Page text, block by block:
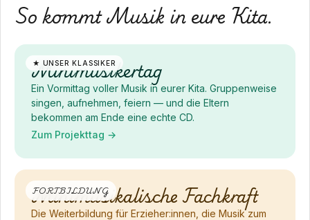
So kommt Musik in eure Kita.
★ UNSER KLASSIKER
Minimusikertag
Ein Vormittag voller Musik in eurer Kita. Gruppenweise
singen, aufnehmen, feiern — und die Eltern
bekommen am Ende eine echte CD.
Zum Projekttag →
FORTBILDUNG
Minimusikalische Fachkraft
Die Weiterbildung für Erzieher:innen, die Musik zum